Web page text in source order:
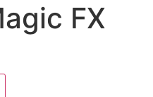
FX